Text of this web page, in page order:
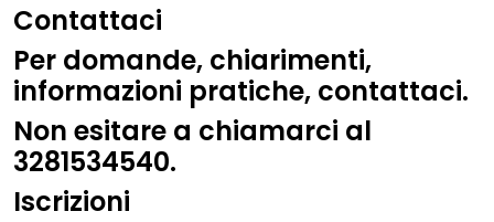
Contattaci
Per domande, chiarimenti,
informazioni pratiche, contattaci.
Non esitare a chiamarci al
3281534540.
Iscrizioni